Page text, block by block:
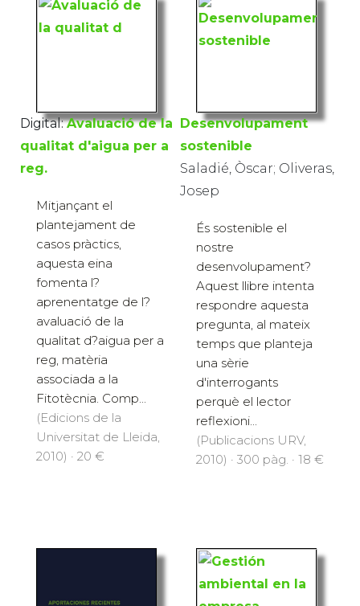
Digital: Avaluació de la
qualitat d'aigua per a
reg.
Mitjançant el
plantejament de
casos pràctics,
aquesta eina
fomenta l?
aprenentatge de l?
avaluació de la
qualitat d?aigua per a
reg, matèria
associada a la
Fitotècnia. Comp...
(Edicions de la
Universitat de Lleida,
2010) · 20 €
Desenvolupament
sostenible
Saladié, Òscar; Oliveras,
Josep
És sostenible el
nostre
desenvolupament?
Aquest llibre intenta
respondre aquesta
pregunta, al mateix
temps que planteja
una sèrie
d'interrogants
perquè el lector
reflexioni...
(Publicacions URV,
2010) · 300 pàg. · 18 €